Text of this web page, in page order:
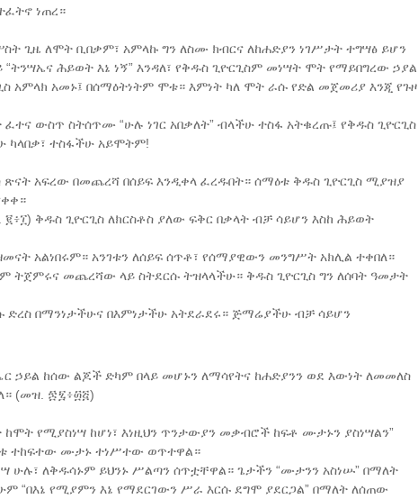
ነጠረ።
ጊዜ ለሞት ቢበቃም፣ አምላኩ ግን ለስሙ ክብርና ለከሐድያን ነገሥታት ተግሣፅ ይሆን
ሕይወት እኔ ነኝ” እንዳለ፣ የቅዱስ ጊዮርጊስም መነሣት ሞት የማይበግረው ኃያል
አምላክ አመኑ፤ በሰማዕትነትም ሞቱ። እምነት ካለ ሞት ራሱ የድል መጀመሪያ እንጂ የጉዞ
ውስጥ ስትሰጥሙ “ሁሉ ነገር አበቃለት” ብላችሁ ተስፋ አትቁረጡ፤ የቅዱስ ጊዮርጊስ
ካላበቃ፣ ተስፋችሁ አይሞትም!
አፍረው በመጨረሻ በሰይፍ እንዲቀላ ፈረዱበት። ሰማዕቱ ቅዱስ ጊዮርጊስ ሚያዝያ
ቅዱስ ጊዮርጊስ ለክርስቶስ ያለው ፍቅር በቃላት ብቻ ሳይሆን እስከ ሕይወት
አልነበሩም። አንገቱን ለሰይፍ ሰጥቶ፣ የሰማያዊውን መንግሥት አክሊል ተቀበለ።
መጨረሻው ላይ ስትደርሱ ትዝላላችሁ። ቅዱስ ጊዮርጊስ ግን ለሰባት ዓመታት
በማንነታችሁና በእምነታችሁ አትደራደሩ። ጅማሬያችሁ ብቻ ሳይሆን
ኃይል ከሰው ልጆች ድካም በላይ መሆኑን ለማሳየትና ከሐድያንን ወደ እውነት ለመመለስ
(መዝ. ፷፯፥፴፭)
የሚያስነሣ ከሆነ፣ እነዚህን ጥንታውያን መቃብሮች ከፍቶ ሙታኑን ያስነሣልን”
ተከፍተው ሙታኑ ተነሥተው ወጥተዋል።
ሁሉ፣ ለቅዱሳኑም ይህንኑ ሥልጣን ሰጥቷቸዋል። ጌታችን “ሙታንን አስነሡ” በማለት
“በእኔ የሚያምን እኔ የማደርገውን ሥራ እርሱ ደግሞ ያደርጋል” በማለት ለሰጠው